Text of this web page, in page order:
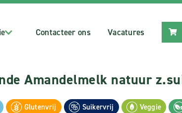
Contacteer ons Vacatures
Amandelmelk natuur
Glutenvrij Suikervrij Veggie